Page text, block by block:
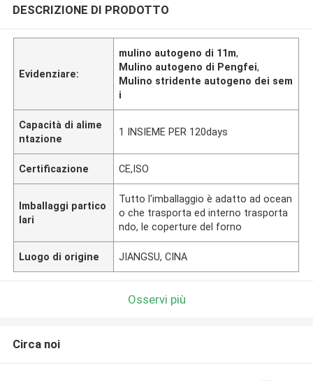
DESCRIZIONE DI PRODOTTO
Evidenziare:
mulino autogeno di 11m,
Mulino autogeno di Pengfei,
Mulino stridente autogeno dei sem
i
Capacità di alime
ntazione
1 INSIEME PER 120days
Certificazione CE,ISO
Imballaggi partico
lari
Tutto l'imballaggio è adatto ad ocean
o che trasporta ed interno trasporta
ndo, le coperture del forno
Luogo di origine JIANGSU, CINA
Osservi più
Circa noi